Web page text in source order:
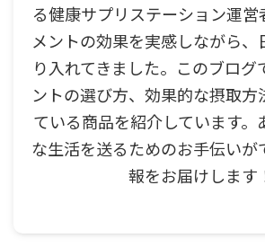
る健康サプリステーション運営
メントの効果を実感しながら、
り入れてきました。このブログ
ントの選び方、効果的な摂取方
ている商品を紹介しています。
な生活を送るためのお手伝いが
報をお届けします